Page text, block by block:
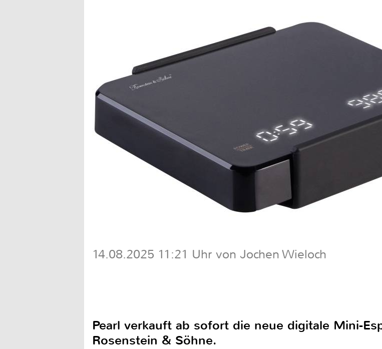
14.08.2025 11:21 Uhr von Jochen Wieloch
Pearl verkauft ab sofort die neue digitale Mini-
Rosenstein & Söhne.